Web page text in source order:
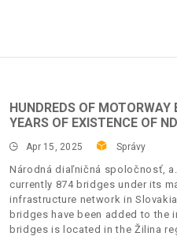
HUNDREDS OF
YEARS OF EXISTENCE OF
Apr 15, 2025 Správy
Národná diaľničná spoločnosť,
currently 874 bridges under its
infrastructure network in
bridges have been added to the
bridges is located in the Žilina